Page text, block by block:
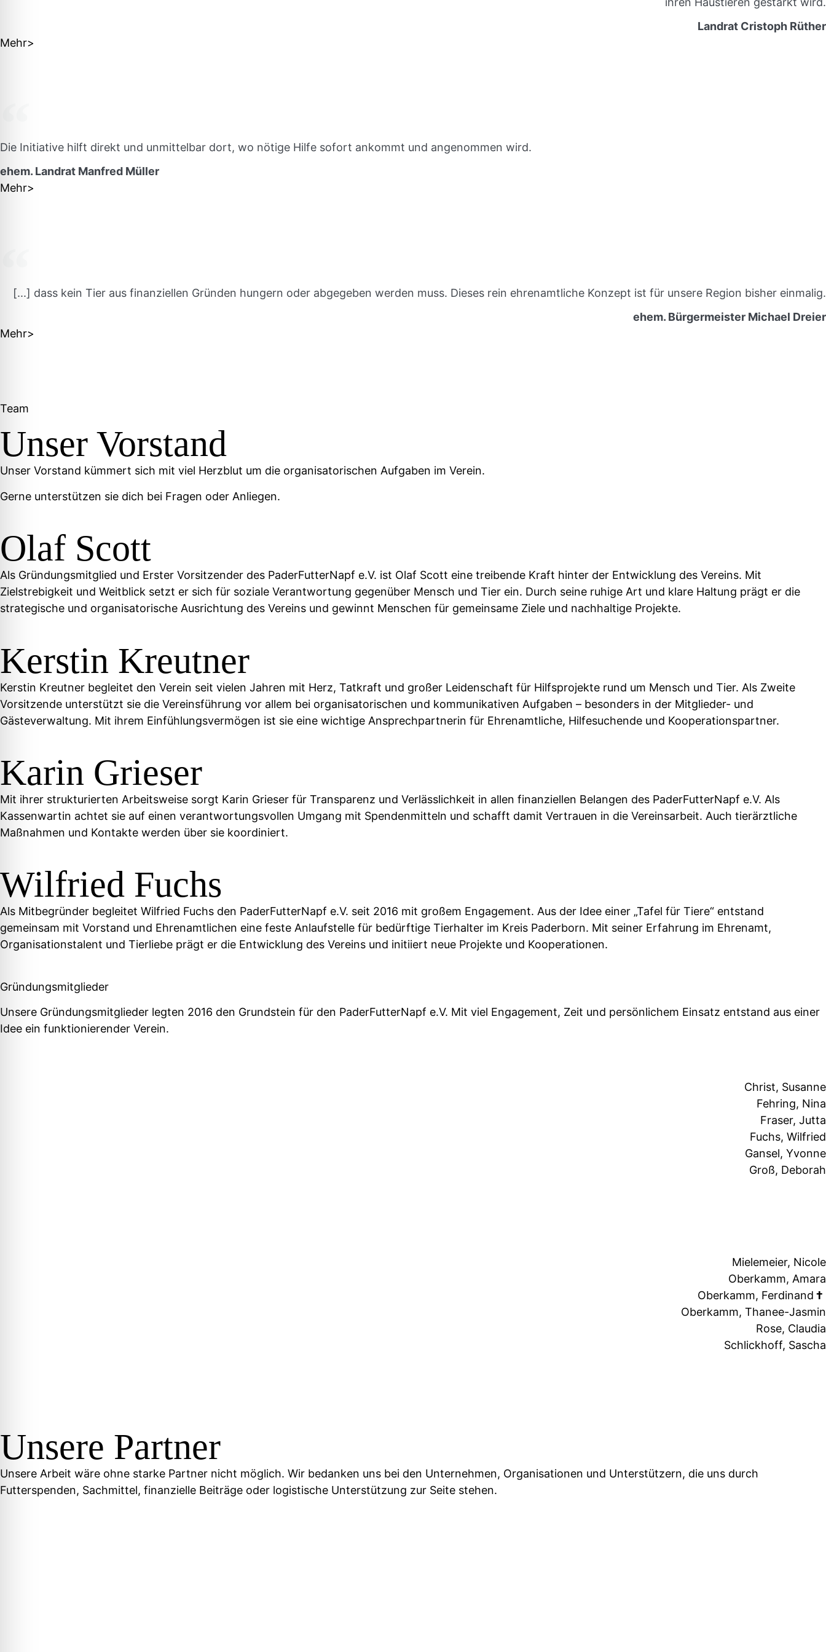
Landrat Cristoph Rüther
Mehr>
Die Initiative hilft direkt und unmittelbar dort, wo nötige Hilfe sofort ankommt und angenommen wird.
ehem. Landrat Manfred Müller
Mehr>
[...] dass kein Tier aus finanziellen Gründen hungern oder abgegeben werden muss. Dieses rein ehrenamtliche Konzept ist für unsere Region bisher einmalig.
ehem. Bürgermeister Michael Dreier
Mehr>
Team
Unser Vorstand
Unser Vorstand kümmert sich mit viel Herzblut um die organisatorischen Aufgaben im Verein.
Gerne unterstützen sie dich bei Fragen oder Anliegen.
Olaf Scott
Als Gründungsmitglied und Erster Vorsitzender des PaderFutterNapf e.V. ist Olaf Scott eine treibende Kraft hinter der Entwicklung des Vereins. Mit
Zielstrebigkeit und Weitblick setzt er sich für soziale Verantwortung gegenüber Mensch und Tier ein. Durch seine ruhige Art und klare Haltung prägt er die
strategische und organisatorische Ausrichtung des Vereins und gewinnt Menschen für gemeinsame Ziele und nachhaltige Projekte.
Kerstin Kreutner
Kerstin Kreutner begleitet den Verein seit vielen Jahren mit Herz, Tatkraft und großer Leidenschaft für Hilfsprojekte rund um Mensch und Tier. Als Zweite
Vorsitzende unterstützt sie die Vereinsführung vor allem bei organisatorischen und kommunikativen Aufgaben – besonders in der Mitglieder- und
Gästeverwaltung. Mit ihrem Einfühlungsvermögen ist sie eine wichtige Ansprechpartnerin für Ehrenamtliche, Hilfesuchende und Kooperationspartner.
Karin Grieser
Mit ihrer strukturierten Arbeitsweise sorgt Karin Grieser für Transparenz und Verlässlichkeit in allen finanziellen Belangen des PaderFutterNapf e.V. Als
Kassenwartin achtet sie auf einen verantwortungsvollen Umgang mit Spendenmitteln und schafft damit Vertrauen in die Vereinsarbeit. Auch tierärztliche
Maßnahmen und Kontakte werden über sie koordiniert.
Wilfried Fuchs
Als Mitbegründer begleitet Wilfried Fuchs den PaderFutterNapf e.V. seit 2016 mit großem Engagement. Aus der Idee einer „Tafel für Tiere“ entstand
gemeinsam mit Vorstand und Ehrenamtlichen eine feste Anlaufstelle für bedürftige Tierhalter im Kreis Paderborn. Mit seiner Erfahrung im Ehrenamt,
Organisationstalent und Tierliebe prägt er die Entwicklung des Vereins und initiiert neue Projekte und Kooperationen.
Gründungsmitglieder
Unsere Gründungsmitglieder legten 2016 den Grundstein für den PaderFutterNapf e.V. Mit viel Engagement, Zeit und persönlichem Einsatz entstand aus einer
Idee ein funktionierender Verein.
Christ, Susanne
Fehring, Nina
Fraser, Jutta
Fuchs, Wilfried
Gansel, Yvonne
Groß, Deborah
Mielemeier, Nicole
Oberkamm, Amara
†
Oberkamm, Ferdinand
Oberkamm, Thanee-Jasmin
Rose, Claudia
Schlickhoff, Sascha
Unsere Partner
Unsere Arbeit wäre ohne starke Partner nicht möglich. Wir bedanken uns bei den Unternehmen, Organisationen und Unterstützern, die uns durch
Futterspenden, Sachmittel, finanzielle Beiträge oder logistische Unterstützung zur Seite stehen.